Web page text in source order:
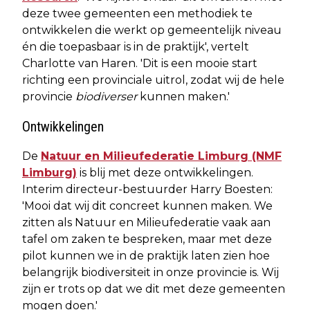
deze twee gemeenten een methodiek te
ontwikkelen die werkt op gemeentelijk niveau
én die toepasbaar is in de praktijk', vertelt
Charlotte van Haren. 'Dit is een mooie start
richting een provinciale uitrol, zodat wij de hele
provincie biodiverser kunnen maken.'
Ontwikkelingen
De Natuur en Milieufederatie Limburg (NMF
Limburg) is blij met deze ontwikkelingen.
Interim directeur-bestuurder Harry Boesten:
'Mooi dat wij dit concreet kunnen maken. We
zitten als Natuur en Milieufederatie vaak aan
tafel om zaken te bespreken, maar met deze
pilot kunnen we in de praktijk laten zien hoe
belangrijk biodiversiteit in onze provincie is. Wij
zijn er trots op dat we dit met deze gemeenten
mogen doen.'